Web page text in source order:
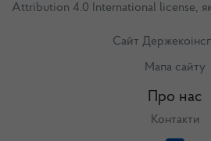
Attribution 4.0 International license,
Сайт
Мапа сайту
Про нас
Контакти